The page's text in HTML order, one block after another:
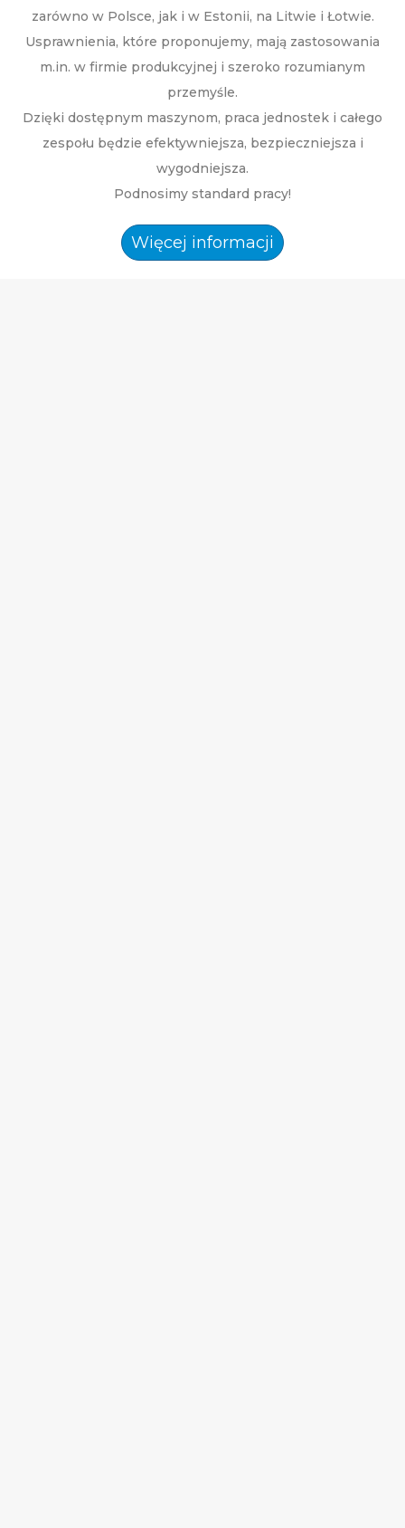
zarówno w Polsce, jak i w Estonii, na Litwie i Łotwie.
Usprawnienia, które proponujemy, mają zastosowania
m.in. w firmie produkcyjnej i szeroko rozumianym
przemyśle.
Dzięki dostępnym maszynom, praca jednostek i całego
zespołu będzie efektywniejsza, bezpieczniejsza i
wygodniejsza.
Podnosimy standard pracy!
Więcej informacji